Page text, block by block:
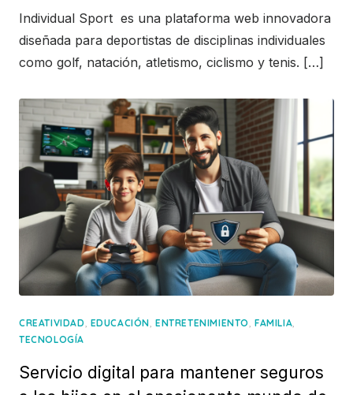
Individual Sport es una plataforma web innovadora
diseñada para deportistas de disciplinas individuales
como golf, natación, atletismo, ciclismo y tenis. […]
CREATIVIDAD, EDUCACIÓN,ENTRETENIMIENTO,FAMILIA,
TECNOLOGÍA
Servicio digital para mantener seguros